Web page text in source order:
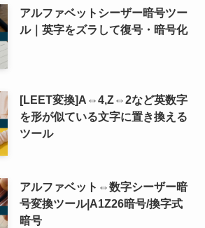
アルファベットシーザー暗号ツー
ル｜英字をズラして復号・暗号化
[LEET変換]A⇔4,Z⇔2など英数字
を形が似ている文字に置き換える
ツール
アルファベット⇔数字シーザー暗
号変換ツール|A1Z26暗号/換字式
暗号